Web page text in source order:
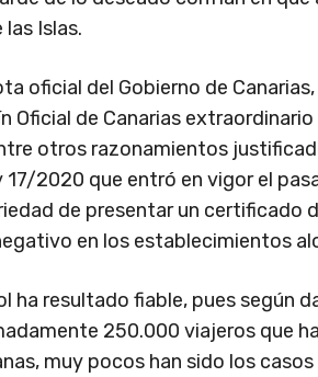
Islas.
oficial del Gobierno de
Oficial de Canarias
otros razonamientos
2020 que entró en vigor el
de presentar un certificado
en los establecimientos
ha resultado fiable, pues según
250.000 viajeros que
muy pocos han sido los